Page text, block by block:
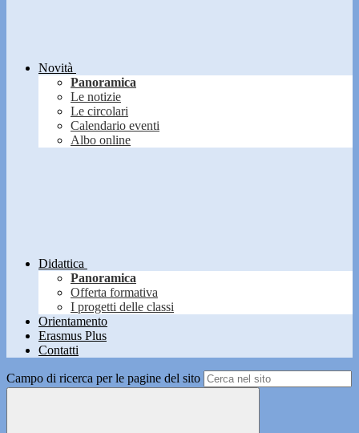
Novità
Panoramica
Le notizie
Le circolari
Calendario eventi
Albo online
Didattica
Panoramica
Offerta formativa
I progetti delle classi
Orientamento
Erasmus Plus
Contatti
Campo di ricerca per le pagine del sito